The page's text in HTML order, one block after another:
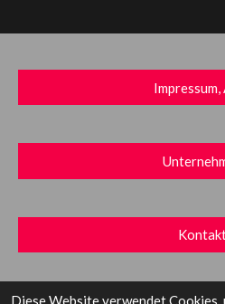
Diese Website verwendet Cookies,
Impressum,